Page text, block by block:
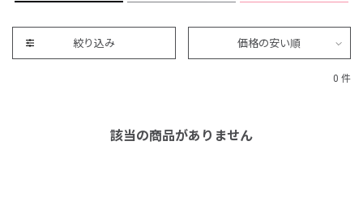
絞り込み 価格の安い順
0 件
該当の商品がありません